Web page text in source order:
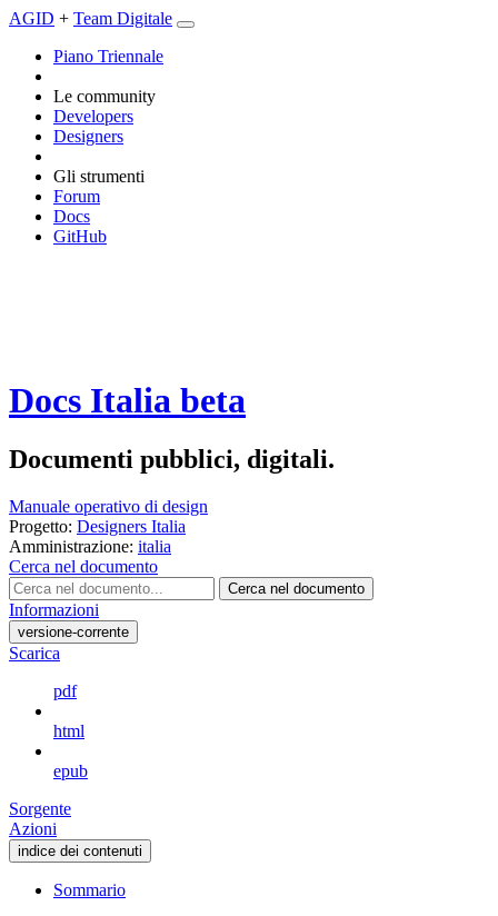
AGID + Team Digitale
Piano Triennale
Le community
Developers
Designers
Gli strumenti
Forum
Docs
GitHub
Docs Italia beta
Documenti pubblici, digitali.
Manuale operativo di design
Progetto: Designers Italia
Amministrazione: italia
Cerca nel documento
Cerca nel documento
Informazioni
versione-corrente
Scarica
pdf
html
epub
Sorgente
Azioni
indice dei contenuti
Sommario